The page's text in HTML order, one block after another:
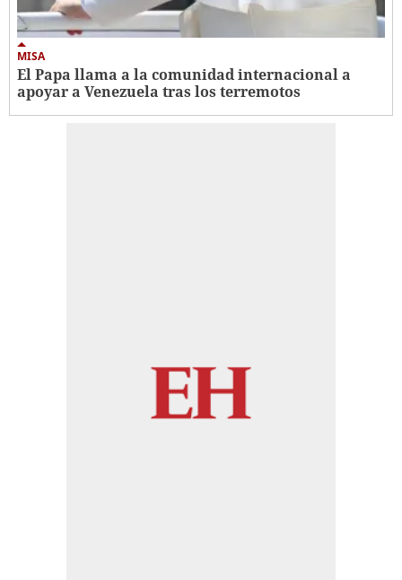
MISA
El Papa llama a la comunidad internacional a
apoyar a Venezuela tras los terremotos